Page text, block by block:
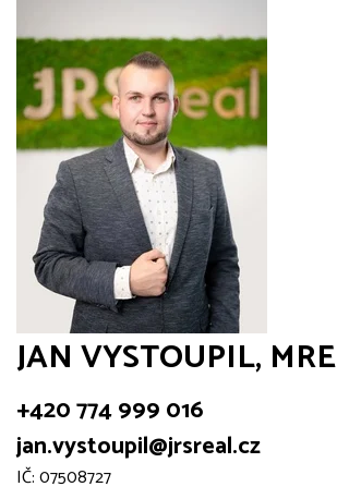
JAN VYSTOUPIL, MRE
+420 774 999 016
jan.vystoupil@jrsreal.cz
IČ: 07508727